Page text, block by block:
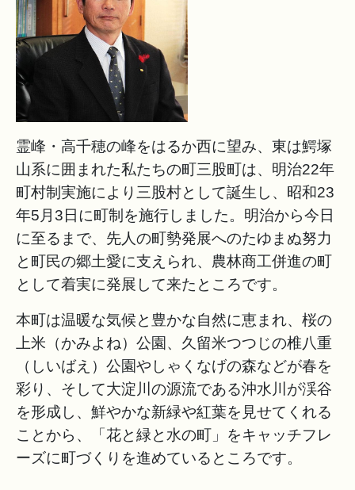
霊峰・高千穂の峰をはるか西に望み、東は鰐塚
山系に囲まれた私たちの町三股町は、明治22年
町村制実施により三股村として誕生し、昭和23
年5月3日に町制を施行しました。明治から今日
に至るまで、先人の町勢発展へのたゆまぬ努力
と町民の郷土愛に支えられ、農林商工併進の町
として着実に発展して来たところです。
本町は温暖な気候と豊かな自然に恵まれ、桜の
上米（かみよね）公園、久留米つつじの椎八重
（しいばえ）公園やしゃくなげの森などが春を
彩り、そして大淀川の源流である沖水川が渓谷
を形成し、鮮やかな新緑や紅葉を見せてくれる
ことから、「花と緑と水の町」をキャッチフレ
ーズに町づくりを進めているところです。